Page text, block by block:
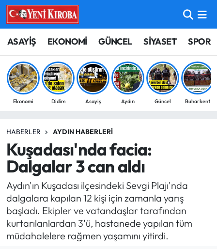
ASAYİŞ EKONOMİ GÜNCEL SİYASET SPOR
Ekonomi Didim Asayiş Aydın Güncel Buharkent
HABERLER AYDIN HABERLERI
Kuşadası'nda facia:
Dalgalar 3 can aldı
Aydın'ın Kuşadası ilçesindeki Sevgi Plajı'nda
dalgalara kapılan 12 kişi için zamanla yarış
başladı. Ekipler ve vatandaşlar tarafından
kurtarılanlardan 3'ü, hastanede yapılan tüm
müdahalelere rağmen yaşamını yitirdi.
ASAYİŞ
BİLİM-TEKNOLOJİ
ÇEVRE
EĞİTİM
EKONOMİ
GÜNCEL
GÜNDEM
MAGAZİN
Aydın Nöbetçi Eczaneler
Aydın Hava Durumu
Aydin Namaz Vakitleri
Süper Lig Puan Durumu ve Fikstür
Tüm Manşetler
Son Dakika Haberleri
Haber Arşivi